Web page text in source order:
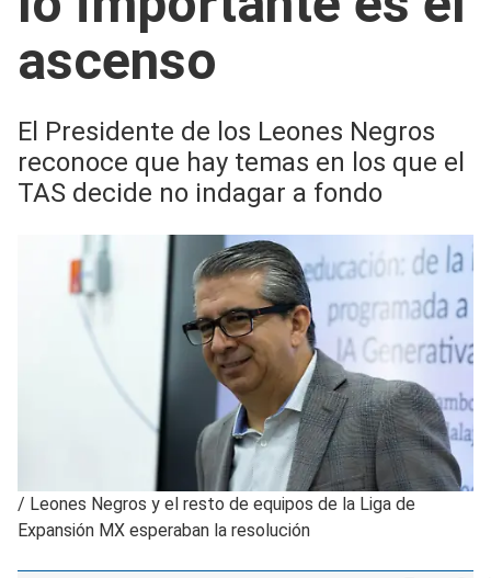
ascenso
El Presidente de los Leones Negros
reconoce que hay temas en los que el
TAS decide no indagar a fondo
/ Leones Negros y el resto de equipos de la Liga de
Expansión MX esperaban la resolución